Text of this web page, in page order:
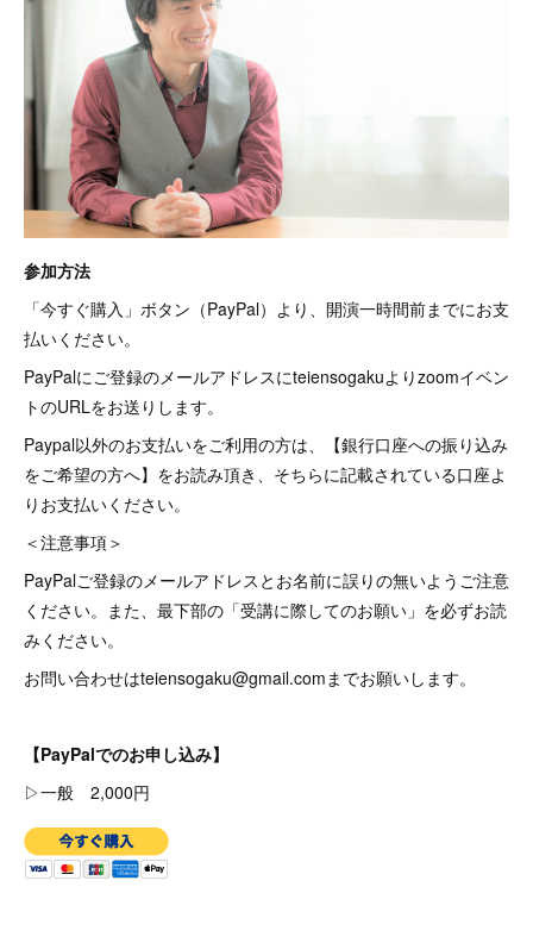
参加方法
「今すぐ購入」ボタン（PayPal）より、開演一時間前までにお支
払いください。
PayPalにご登録のメールアドレスにteiensogakuよりzoomイベン
トのURLをお送りします。
Paypal以外のお支払いをご利用の方は、【銀行口座への振り込み
をご希望の方へ】をお読み頂き、そちらに記載されている口座よ
りお支払いください。
＜注意事項＞
PayPalご登録のメールアドレスとお名前に誤りの無いようご注意
ください。また、最下部の「受講に際してのお願い」を必ずお読
みください。
お問い合わせはteiensogaku@gmail.comまでお願いします。
【PayPalでのお申し込み】
▷一般 2,000円